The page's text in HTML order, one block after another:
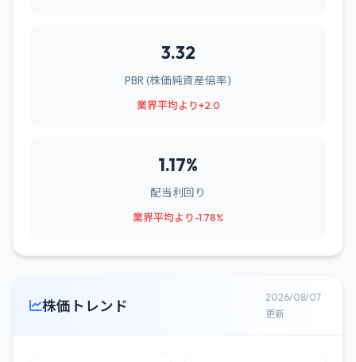
3.32
PBR (株価純資産倍率)
業界平均より+2.0
1.17%
配当利回り
業界平均より-1.78%
株価トレンド
2026/08/07
更新